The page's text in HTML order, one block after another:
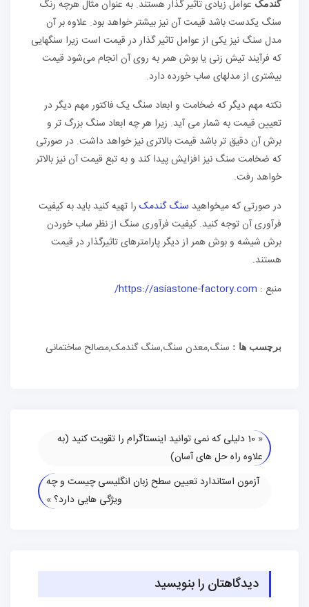
گندمک عوامل زیادی تاثیر گذار هستند. به عنوان مثال هرچه رنگ
سنگ یکدست باشد قیمت آن نیز بیشتر خواهد بود. علاوه بر آن
مدل سنگ نیز یکی از عوامل تاثیر گذار در قیمت است زیرا سنگهایی
که فرآیند تیش زنی یا بوش همر به روی آن انجام می‌شود قیمت
بیشتری از مدلهای ساب خورده دارد.
نکته مهم دیگر که ضخامت و ابعاد سنگ یک فاکتور مهم دیگر در
تعیین قیمت به شمار می آید. زیرا هر چه ابعاد سنگ بزرگ تر و
برش آن دقیق تر باشد قیمت بالاتری نیز خواهد داشت. در صورتی
که ضخامت سنگ نیز افزایش پیدا کند و به تبع قیمت آن نیز بالاتر
خواهد رفت.
در صورتی که میخواهید سنگ گندمک را تهیه کنید باید به کیفیت
فرآوری آن توجه کنید. کیفیت فرآوری سنگ از نظر ساب خوردن
برش شیشه و بوش همر از دیگر پارامترهای تاثیرگذار در قیمت
هستند.
منبع : https://asiastone-factory.com/
برچسب ها : سنگ,معدن سنگ,سنگ گندمک,مصالح ساختمانی
«
10 دلیلی که نمی توانید اینستاگرام را تقویت کنید (به
علاوه راه حل های آسان)
آزمون استاندارد تعیین سطح زبان انگلیسی چیست و چه
ویژگی هایی دارد؟»
دیدگاهتان را بنویسید